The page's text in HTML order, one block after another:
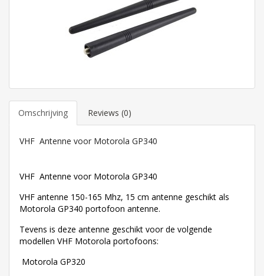
Omschrijving Reviews (0)
VHF Antenne voor Motorola GP340
VHF Antenne voor Motorola GP340
VHF antenne 150-165 Mhz, 15 cm antenne geschikt als
Motorola GP340 portofoon antenne.
Tevens is deze antenne geschikt voor de volgende
modellen VHF Motorola portofoons:
Motorola GP320